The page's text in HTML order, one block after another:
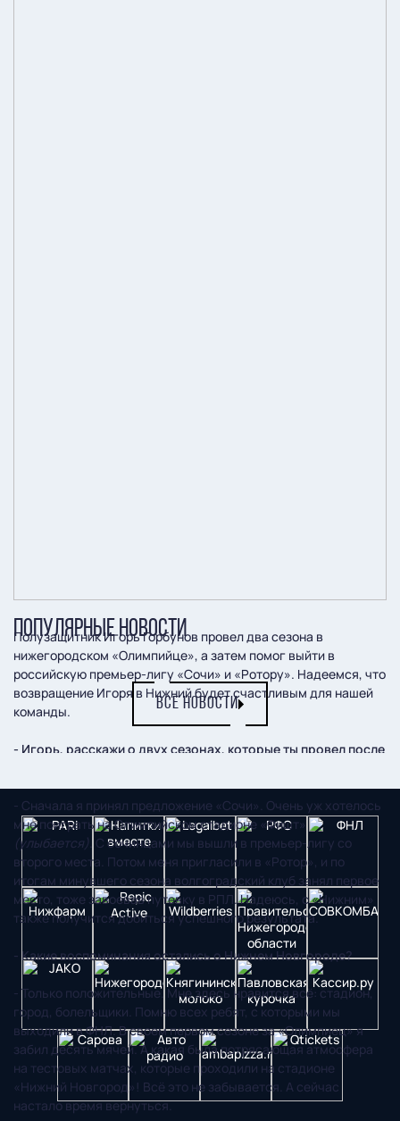
Полузащитник Игорь Горбунов провел два сезона в
нижегородском «Олимпийце», а затем помог выйти в
российскую премьер-лигу «Сочи» и «Ротору». Надеемся, что
возвращение Игоря в Нижний будет счастливым для нашей
команды.
- Игорь, расскажи о двух сезонах, которые ты провел после
- Сначала я принял предложение «Сочи». Очень уж хотелось
мне поиграть на Олимпийском стадионе «Фишт»
(улыбается) . С сочинцами мы вышли в премьер-лигу со
второго места. Потом меня пригласили в «Ротор», и по
итогам минувшего сезона волгоградский клуб занял первое
место, тоже завоевав путевку в РПЛ. Надеюсь, с «Нижним»
также получится добиться успешного результата.
- Какие воспоминания остались о Нижнем Новгороде?
- Только положительные. Мне здесь нравится всё: стадион,
город, болельщики. Помню всех ребят, с которыми мы
выходили в ФНЛ. В своем первом сезоне за «Олимпиец» я
забил десять мячей. А какая была потрясающая атмосфера
на тестовых матчах, которые проходили на стадионе
«Нижний Новгород»! Всё это не забывается. А сейчас
настало время вернуться.
ПОПУЛЯРНЫЕ НОВОСТИ
ВСЕ НОВОСТИ